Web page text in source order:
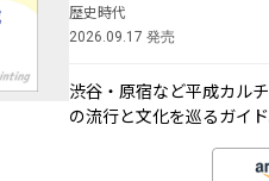
歴史時代
2026.09.17 発売
渋谷・原宿など平成カル
の流行と文化を巡るガイド